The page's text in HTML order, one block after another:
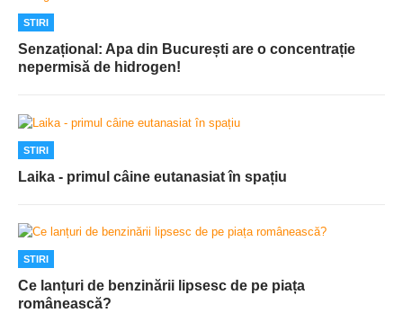
STIRI
Senzațional: Apa din București are o concentrație
nepermisă de hidrogen!
STIRI
Laika - primul câine eutanasiat în spațiu
STIRI
Ce lanțuri de benzinării lipsesc de pe piața
românească?